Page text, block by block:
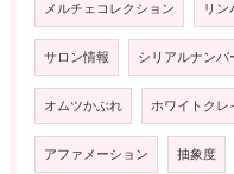
メルチェコレクション リン
サロン情報 シリアルナンバ
オムツかぶれ ホワイトクレ
アファメーション 抽象度